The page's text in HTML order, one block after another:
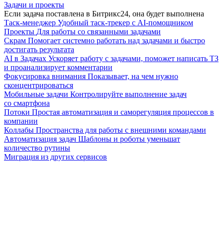
Задачи и проекты
Если задача поставлена в Битрикс24, она будет выполнена
Таск-менеджер Удобный таск-трекер с AI-помощником
Проекты Для работы со связанными задачами
Скрам Помогает системно работать над задачами и быстро
достигать результата
AI в Задачах Ускоряет работу с задачами, поможет написать ТЗ
и проанализирует комментарии
Фокусировка внимания Показывает, на чем нужно
сконцентрироваться
Мобильные задачи Контролируйте выполнение задач
со смартфона
Потоки Простая автоматизация и саморегуляция процессов в
компании
Коллабы Пространства для работы с внешними командами
Автоматизация задач Шаблоны и роботы уменьшат
количество рутины
Миграция из других сервисов